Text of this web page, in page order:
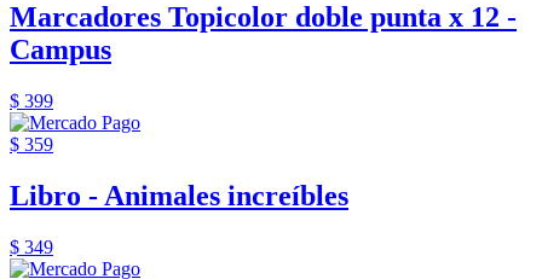
Marcadores Topicolor doble punta x 12 -
Campus
$ 399
$ 359
Libro - Animales increíbles
$ 349